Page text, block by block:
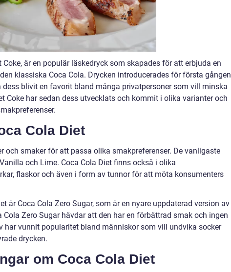
är en populär läskedryck som skapades för att erbjuda en
klassiska Coca Cola. Drycken introducerades för första gången
blivit en favorit bland många privatpersoner som vill minska
Coke har sedan dess utvecklats och kommit i olika varianter och
Cola Diet
och smaker för att passa olika smakpreferenser. De vanligaste
och Lime. Coca Cola Diet finns också i olika
flaskor och även i form av tunnor för att möta konsumenters
är Coca Cola Zero Sugar, som är en nyare uppdaterad version av
Cola Zero Sugar hävdar att den har en förbättrad smak och ingen
har vunnit popularitet bland människor som vill undvika socker
drycken.
om Coca Cola Diet